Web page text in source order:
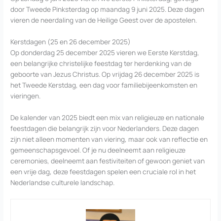
door Tweede Pinksterdag op maandag 9 juni 2025. Deze dagen
vieren de neerdaling van de Heilige Geest over de apostelen.
Kerstdagen (25 en 26 december 2025)
Op donderdag 25 december 2025 vieren we Eerste Kerstdag,
een belangrijke christelijke feestdag ter herdenking van de
geboorte van Jezus Christus. Op vrijdag 26 december 2025 is
het Tweede Kerstdag, een dag voor familiebijeenkomsten en
vieringen.
De kalender van 2025 biedt een mix van religieuze en nationale
feestdagen die belangrijk zijn voor Nederlanders. Deze dagen
zijn niet alleen momenten van viering, maar ook van reflectie en
gemeenschapsgevoel. Of je nu deelneemt aan religieuze
ceremonies, deelneemt aan festiviteiten of gewoon geniet van
een vrije dag, deze feestdagen spelen een cruciale rol in het
Nederlandse culturele landschap.